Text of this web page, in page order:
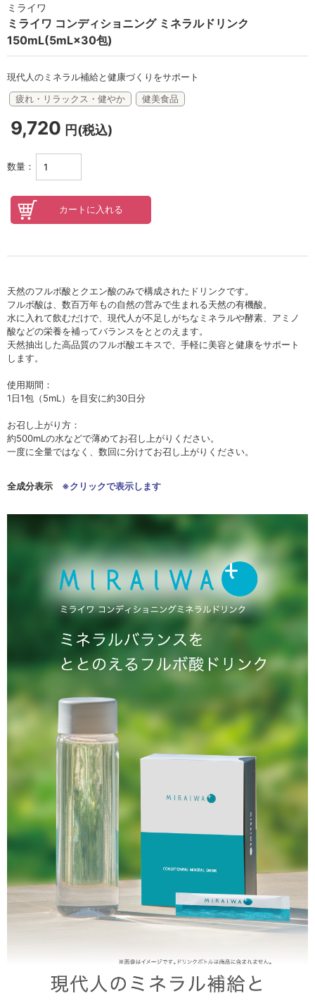
美容機器
セロトニン
Lifest.(ライフェスト）
ミライワ
ミライワ コンディショニング ミネラルドリンク
150mL(5mL×30包)
現代人のミネラル補給と健康づくりをサポート
疲れ・リラックス・健やか
健美食品
9,720 円(税込)
数量：
天然のフルボ酸とクエン酸のみで構成されたドリンクです。
フルボ酸は、数百万年もの自然の営みで生まれる天然の有機酸。
水に入れて飲むだけで、現代人が不足しがちなミネラルや酵素、アミノ
酸などの栄養を補ってバランスをととのえます。
天然抽出した高品質のフルボ酸エキスで、手軽に美容と健康をサポート
します。
使用期間：
1日1包（5mL）を目安に約30日分
お召し上がり方：
約500mLの水などで薄めてお召し上がりください。
一度に全量ではなく、数回に分けてお召し上がりください。
全成分表示 ※クリックで表示します